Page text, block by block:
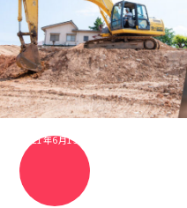
2021年6月15日